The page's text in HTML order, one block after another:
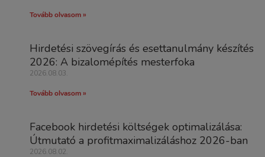
Tovább olvasom »
Hirdetési szövegírás és esettanulmány készítés
2026: A bizalomépítés mesterfoka
2026.08.03.
Tovább olvasom »
Facebook hirdetési költségek optimalizálása:
Útmutató a profitmaximalizáláshoz 2026-ban
2026.08.02.